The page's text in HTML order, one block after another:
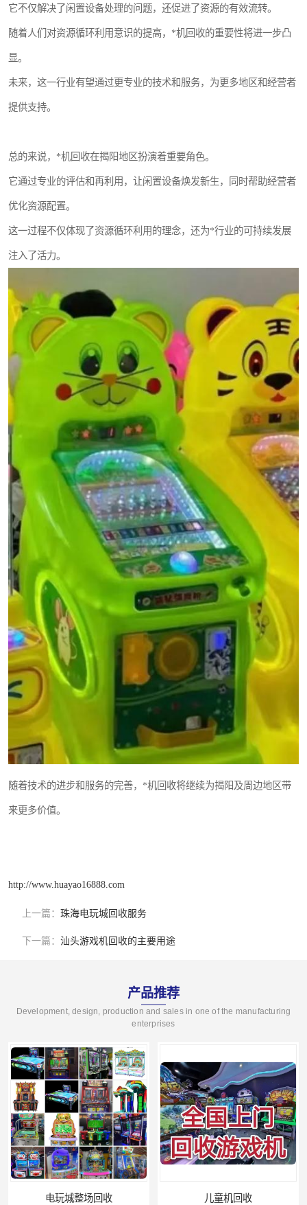
它不仅解决了闲置设备处理的问题，还促进了资源的有效流转。
随着人们对资源循环利用意识的提高，*机回收的重要性将进一步凸
显。
未来，这一行业有望通过更专业的技术和服务，为更多地区和经营者
提供支持。
总的来说，*机回收在揭阳地区扮演着重要角色。
它通过专业的评估和再利用，让闲置设备焕发新生，同时帮助经营者
优化资源配置。
这一过程不仅体现了资源循环利用的理念，还为*行业的可持续发展
注入了活力。
随着技术的进步和服务的完善，*机回收将继续为揭阳及周边地区带
来更多价值。
http://www.huayao16888.com
上一篇： 珠海电玩城回收服务
下一篇： 汕头游戏机回收的主要用途
产品推荐
Development, design, production and sales in one of the manufacturing
enterprises